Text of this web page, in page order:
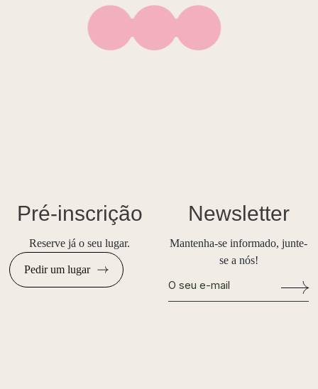
Pré-inscrição
Reserve já o seu lugar.
Pedir um lugar
Newsletter
Mantenha-se informado, junte-
se a nós!